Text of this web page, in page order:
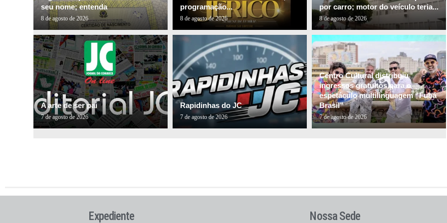
seu nome; entenda
8 de agosto de 2026
programação...
8 de agosto de 2026
por carro; motor do veículo teria...
8 de agosto de 2026
A arte de ser pai
7 de agosto de 2026
Rapidinhas do JC
7 de agosto de 2026
Centro Cultural distribuiu
ingressos gratuitos para o
espetáculo multilinguagem “Fubá
Brasil”
7 de agosto de 2026
Expediente Nossa Sede